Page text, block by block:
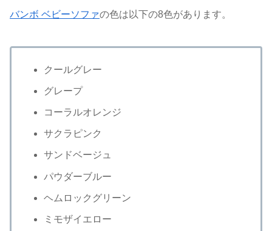
バンボ ベビーソファの色は以下の8色があります。
クールグレー
グレープ
コーラルオレンジ
サクラピンク
サンドベージュ
パウダーブルー
ヘムロックグリーン
ミモザイエロー